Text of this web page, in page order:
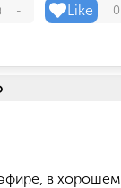
- Like 0
в хорошем